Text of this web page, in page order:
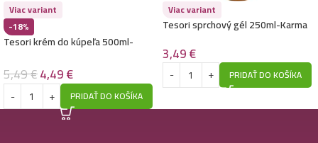
-18%
Viac variant
Tesori krém do kúpeľa 500ml-
5,49€4,49€
PRIDAŤ DO KOŠÍKA
Viac variant
Tesori sprchový gél 250ml-Karma
3,49€
PRIDAŤ DO KOŠÍKA